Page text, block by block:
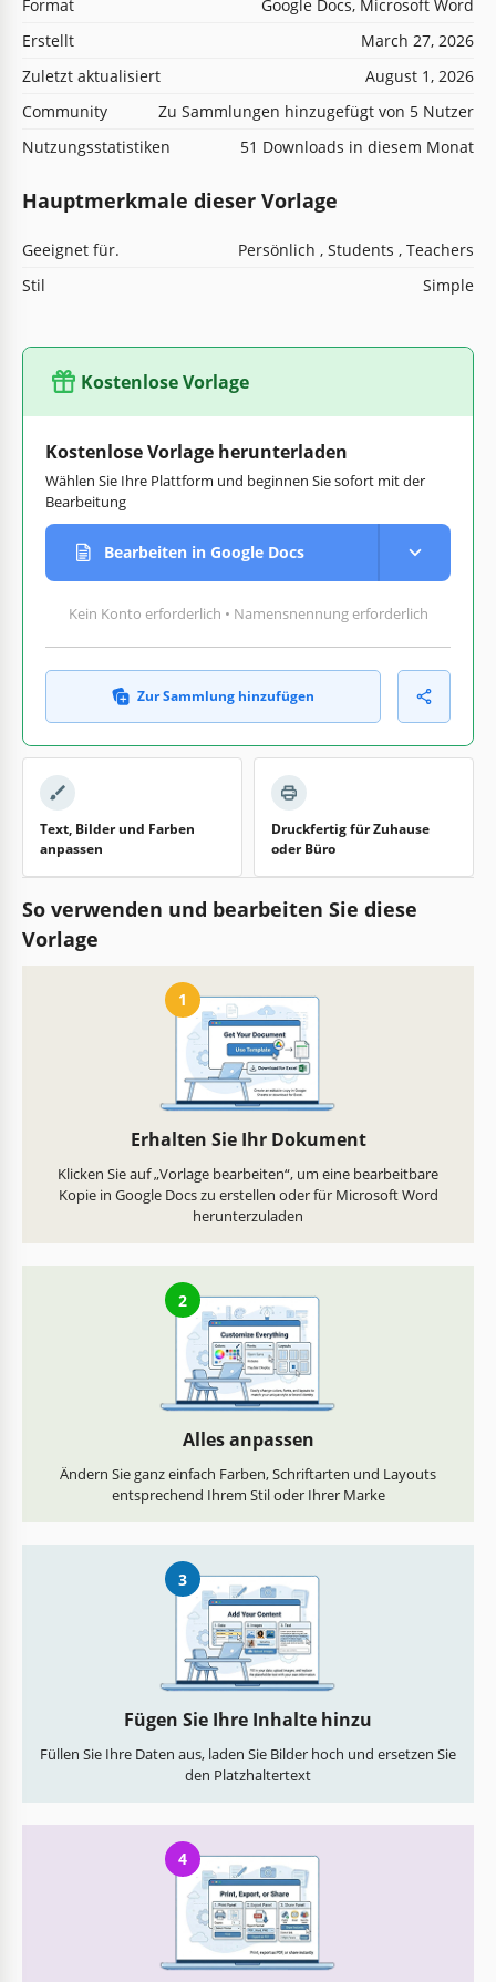
Format
Google Docs, Microsoft Word
Erstellt
March 27, 2026
Zuletzt aktualisiert
August 1, 2026
Community
Zu Sammlungen hinzugefügt von 5 Nutzer
Nutzungsstatistiken
51 Downloads in diesem Monat
Hauptmerkmale dieser Vorlage
Geeignet für.
Persönlich , Students , Teachers
Stil
Simple
Kostenlose Vorlage
Kostenlose Vorlage herunterladen
Wählen Sie Ihre Plattform und beginnen Sie sofort mit der
Bearbeitung
Bearbeiten in Google Docs
Kein Konto erforderlich • Namensnennung erforderlich
Zur Sammlung hinzufügen
Text, Bilder und Farben
anpassen
Druckfertig für Zuhause
oder Büro
So verwenden und bearbeiten Sie diese
Vorlage
1
Erhalten Sie Ihr Dokument
Klicken Sie auf „Vorlage bearbeiten“, um eine bearbeitbare
Kopie in Google Docs zu erstellen oder für Microsoft Word
herunterzuladen
2
Alles anpassen
Ändern Sie ganz einfach Farben, Schriftarten und Layouts
entsprechend Ihrem Stil oder Ihrer Marke
3
Fügen Sie Ihre Inhalte hinzu
Füllen Sie Ihre Daten aus, laden Sie Bilder hoch und ersetzen Sie
den Platzhaltertext
4